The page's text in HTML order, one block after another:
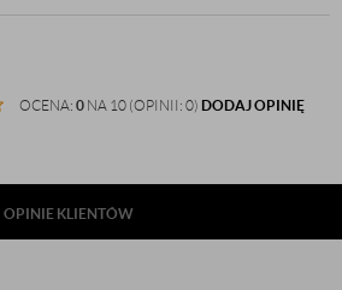
OCENA: 0 NA 10 (OPINII: 0) DODAJ OPINIĘ
OPINIE KLIENTÓW